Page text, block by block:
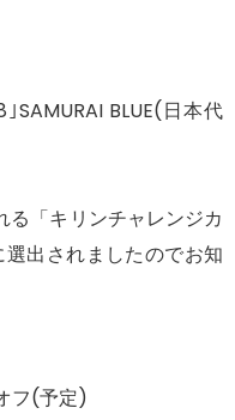
SAMURAI BLUE(日本代
る「キリンチャレンジカ
出されましたのでお知
フ(予定)